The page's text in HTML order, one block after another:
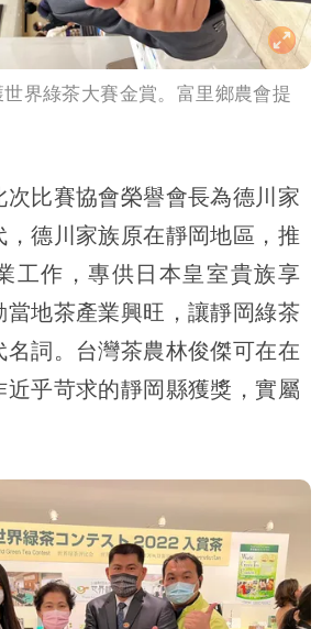
界綠茶大賽金賞。富里鄉農會提
比賽協會榮譽會長為德川家
，德川家族原在靜岡地區，推
工作，專供日本皇室貴族享
當地茶產業興旺，讓靜岡綠茶
名詞。台灣茶農林俊傑可在在
乎苛求的靜岡縣獲獎，實屬